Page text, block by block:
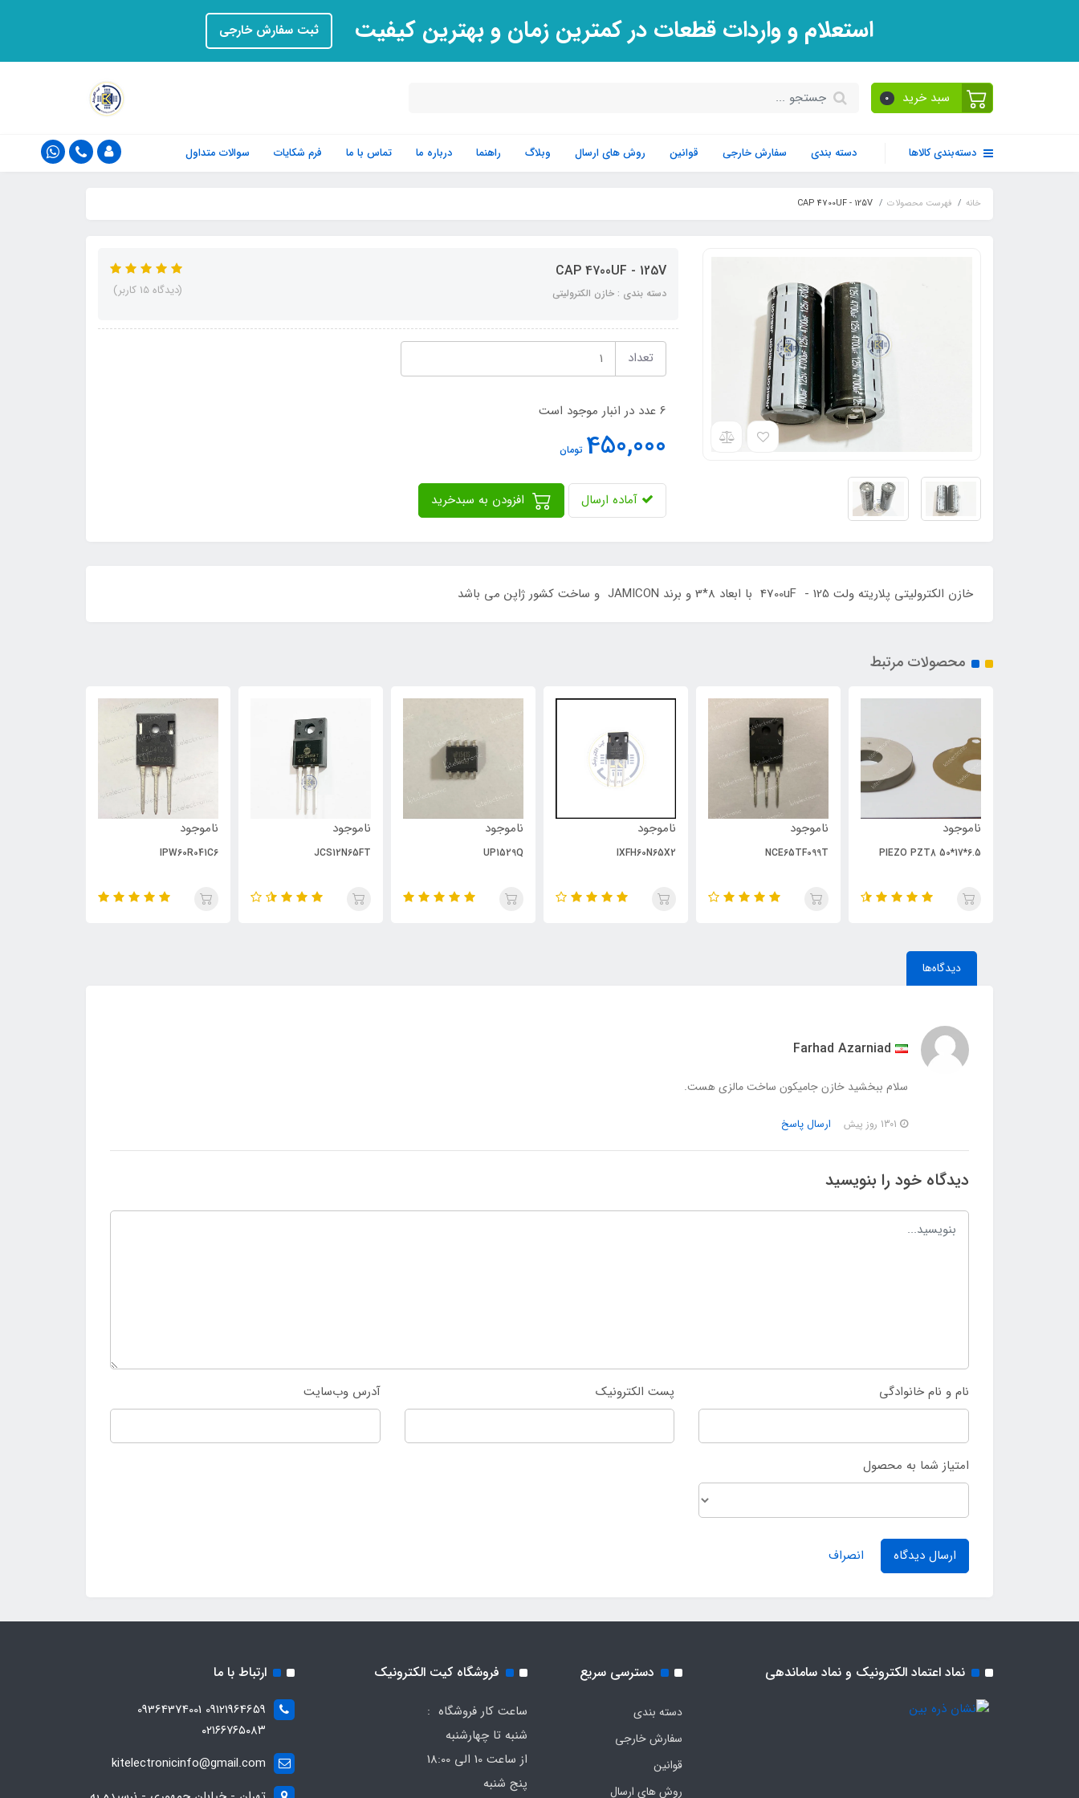
استعلام و واردات قطعات در کمترین زمان و بهترین کیفیت ثبت سفارش خارجی
سبد خرید 0
دسته‌بندی کالاها دسته بندی سفارش خارجی قوانین روش های ارسال وبلاگ راهنما درباره ما تماس با ما فرم‌ شکایات سوالات متداول
خانه فهرست محصولات CAP 4700UF - 125V
CAP 4700UF - 125V
دسته بندی : خازن الکترولیتی (دیدگاه 15 کاربر)
تعداد
6 عدد در انبار موجود است
450,000 تومان
آماده ارسال
خازن الکترولیتی پلاریته ولت 4700uF - 125 با ابعاد 8*3 و برند JAMICON و ساخت کشور ژاپن می باشد
محصولات مرتبط
ناموجود
PIEZO PZT8 50*17*6.5
ناموجود
NCE65TF099T
ناموجود
IXFH60N65X2
ناموجود
UP1529Q
ناموجود
JCS12N65FT
ناموجود
IPW60R041C6
دیدگاه‌ها
Farhad Azarniad
سلام ببخشید خازن جامیکون ساخت مالزی هست.
ارسال پاسخ
دیدگاه خود را بنویسید
نام و نام خانوادگی پست الکترونیک آدرس وب‌سایت
امتیاز شما به محصول
ارسال دیدگاه انصراف
نماد اعتماد الکترونیک و نماد ساماندهی دسترسی سریع
دسته بندی
سفارش خارجی
قوانین
روش های ارسال
فروشگاه کیت الکترونیک
ساعت کار فروشگاه :
شنبه تا چهارشنبه
از ساعت 10 الی 18:00
پنج شنبه
ارتباط با ما
09121964659 09364374001
۰۲۱۶۶۷۶۵۰۸۳
kitelectronicinfo@gmail.com